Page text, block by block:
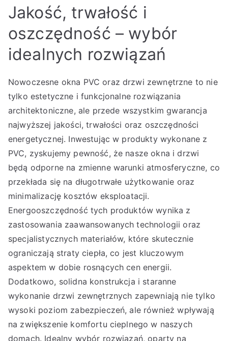
Jakość, trwałość i
oszczędność – wybór
idealnych rozwiązań
Nowoczesne okna PVC oraz drzwi zewnętrzne to nie
tylko estetyczne i funkcjonalne rozwiązania
architektoniczne, ale przede wszystkim gwarancja
najwyższej jakości, trwałości oraz oszczędności
energetycznej. Inwestując w produkty wykonane z
PVC, zyskujemy pewność, że nasze okna i drzwi
będą odporne na zmienne warunki atmosferyczne, co
przekłada się na długotrwałe użytkowanie oraz
minimalizację kosztów eksploatacji.
Energooszczędność tych produktów wynika z
zastosowania zaawansowanych technologii oraz
specjalistycznych materiałów, które skutecznie
ograniczają straty ciepła, co jest kluczowym
aspektem w dobie rosnących cen energii.
Dodatkowo, solidna konstrukcja i staranne
wykonanie drzwi zewnętrznych zapewniają nie tylko
wysoki poziom zabezpieczeń, ale również wpływają
na zwiększenie komfortu cieplnego w naszych
domach. Idealny wybór rozwiązań, oparty na